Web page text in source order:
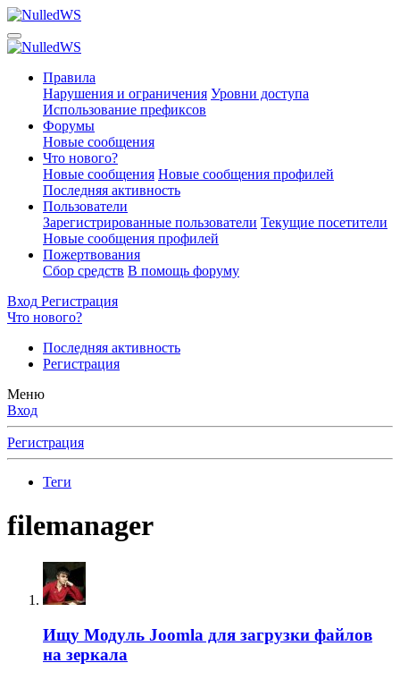
Правила
Нарушения и ограничения Уровни доступа
Использование префиксов
Форумы
Новые сообщения
Что нового?
Новые сообщения Новые сообщения профилей
Последняя активность
Пользователи
Зарегистрированные пользователи Текущие посетители
Новые сообщения профилей
Пожертвования
Сбор средств В помощь форуму
Вход Регистрация
Что нового?
Последняя активность
Регистрация
Меню
Вход
Регистрация
Теги
filemanager
Ищу Модуль Joomla для загрузки файлов
на зеркала